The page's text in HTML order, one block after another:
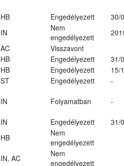
HB Engedélyezett
30/
IN
Nem
engedélyezett
AC
Visszavont
HB Engedélyezett
31/
HB Engedélyezett
15/
ST Engedélyezett
-
IN Folyamatban -
IN Engedélyezett
31/
HB
Nem
engedélyezett
IN, AC
Nem
engedélyezett